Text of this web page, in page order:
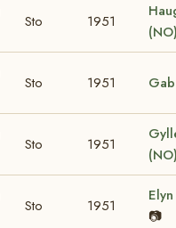
Sto 1951
Sto 1951
Sto 1951
Sto 1951
📷